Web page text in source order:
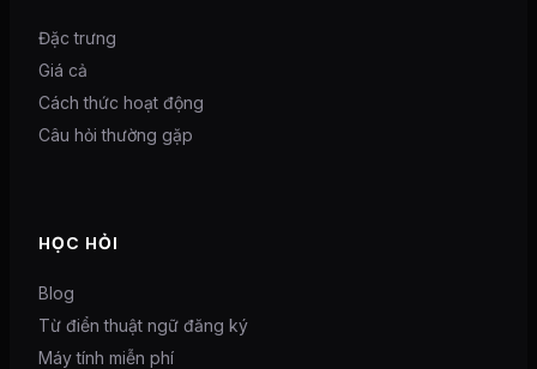
Đặc trưng
Giá cả
Cách thức hoạt động
Câu hỏi thường gặp
HỌC HỎI
Blog
Từ điển thuật ngữ đăng ký
Máy tính miễn phí